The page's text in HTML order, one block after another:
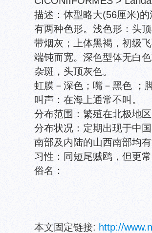
描述：体型略大(56厘米)
有两种色形。浅色形：头
带烟灰；上体黑褐，初级
端钝而宽。深色型体无白
杂斑，头顶灰色。
虹膜－深色；嘴－黑色 ；
叫声：在海上通常不叫。
分布范围：繁殖在北极地
分布状况：定期出现于中
南部及内陆的山西南部均有
习性：同短尾贼鸥，但更
俗名：
本文固定链接: http://